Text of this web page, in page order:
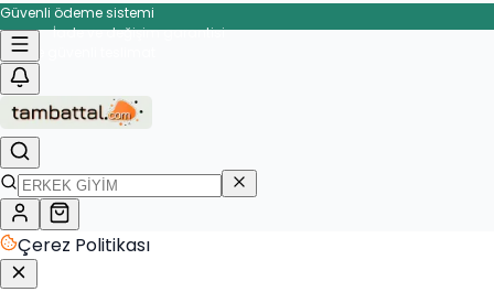
Güvenli ödeme sistemi
İade ve değişim garantisi
Çerez Politikası